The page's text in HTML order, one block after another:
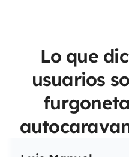
Lo que
usuarios